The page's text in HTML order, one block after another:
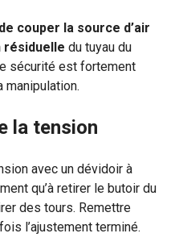
couper la source d’air
résiduelle du tuyau du
sécurité est fortement
manipulation.
la tension
avec un dévidoir à
qu’à retirer le butoir du
des tours. Remettre
l’ajustement terminé.